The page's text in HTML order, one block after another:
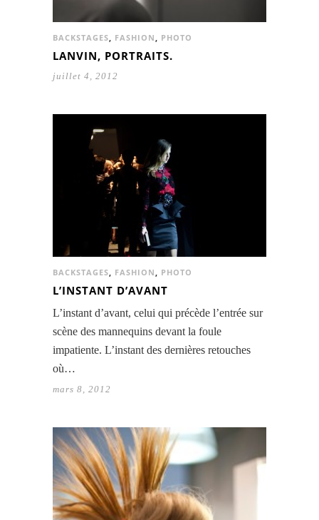
BACKSTAGES, FASHION, PHOTO
LANVIN, PORTRAITS.
juillet 4, 2012
BACKSTAGES, FASHION, PHOTO
L’INSTANT D’AVANT
L’instant d’avant, celui qui précède l’entrée sur
scène des mannequins devant la foule
impatiente. L’instant des dernières retouches
où…
mars 8, 2012